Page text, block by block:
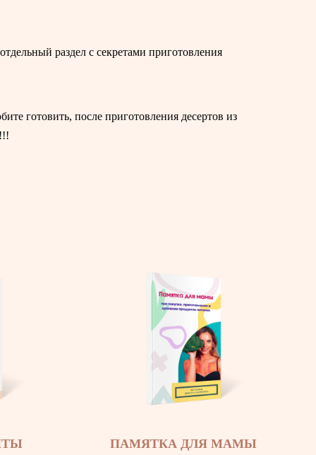
раздел с секретами приготовления
готовить, после приготовления десертов из
ПАМЯТКА ДЛЯ МАМЫ